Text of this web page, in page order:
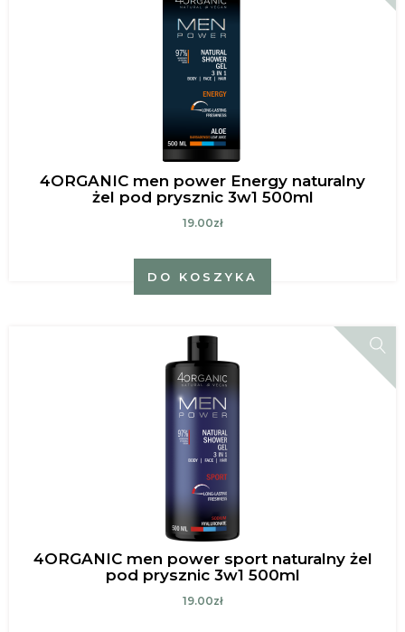
4ORGANIC men power Energy naturalny
żel pod prysznic 3w1 500ml
19.00zł
DO KOSZYKA
4ORGANIC men power sport naturalny żel
pod prysznic 3w1 500ml
19.00zł